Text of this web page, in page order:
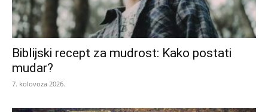
Biblijski recept za mudrost: Kako postati
mudar?
7. kolovoza 2026.